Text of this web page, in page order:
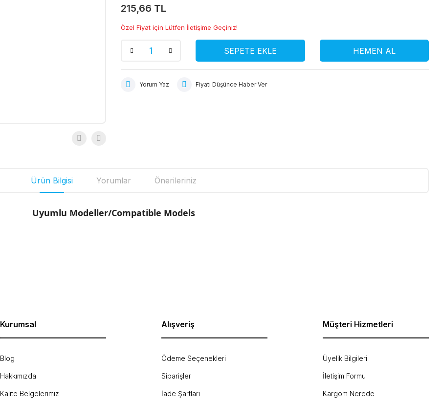
215,66 TL
Özel Fiyat için Lütfen İletişime Geçiniz!
SEPETE EKLE HEMEN AL
Yorum Yaz Fiyatı Düşünce Haber Ver
Ürün Bilgisi Yorumlar Önerileriniz
Uyumlu Modeller/Compatible Models
Kurumsal
Blog
Hakkımızda
Kalite Belgelerimiz
Alışveriş
Ödeme Seçenekleri
Siparişler
İade Şartları
Müşteri Hizmetleri
Üyelik Bilgileri
İletişim Formu
Kargom Nerede